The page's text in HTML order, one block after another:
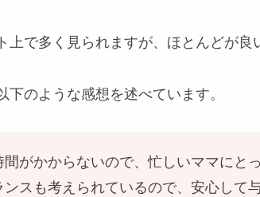
で多く見られますが、ほとんどが良
のような感想を述べています。
間がかからないので、忙しいママにと
スも考えられているので、安心して